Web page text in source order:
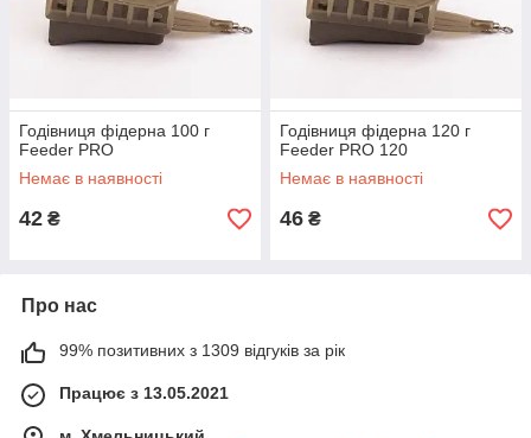
Годівниця фідерна 100 г
Feeder PRO
Немає в наявності
42 ₴
Годівниця фідерна 120 г
Feeder PRO 120
Немає в наявності
46 ₴
Про нас
99% позитивних з 1309 відгуків за рік
Працює з 13.05.2021